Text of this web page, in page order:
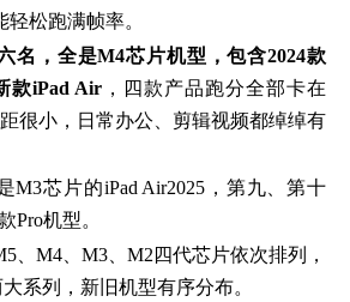
松跑满帧率。
名，全是M4芯片机型，包含2024款
款iPad Air ，四款产品跑分全部卡在
很小，日常办公、剪辑视频都绰绰有
M3芯片的iPad Air2025，第九、第十
Pro机型。
、M4、M3、M2四代芯片依次排列，
系列，新旧机型有序分布。